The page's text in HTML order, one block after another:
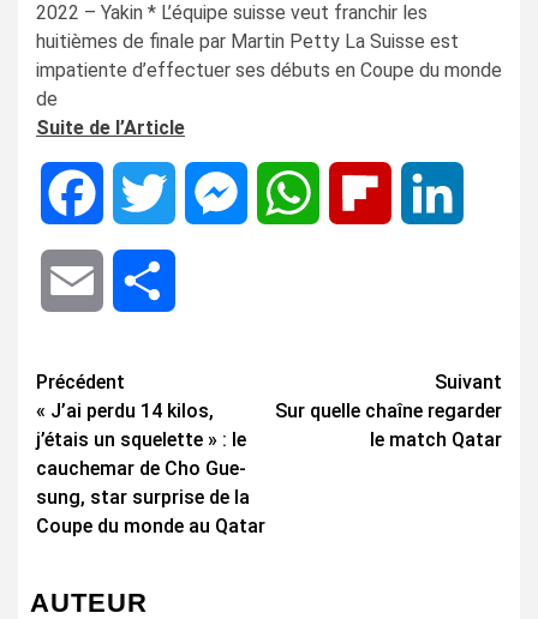
2022 – Yakin * L’équipe suisse veut franchir les
huitièmes de finale par Martin Petty La Suisse est
impatiente d’effectuer ses débuts en Coupe du monde
de
Suite de l’Article
Facebook Twitter MessengerWhatsApp Flipboard
Email
Navigation
d’article
Précédent
« J’ai perdu 14 kilos,
j’étais un squelette » : le
cauchemar de Cho Gue-
sung, star surprise de la
Coupe du monde au Qatar
Suivant
Sur quelle chaîne regarder
le match Qatar
AUTEUR